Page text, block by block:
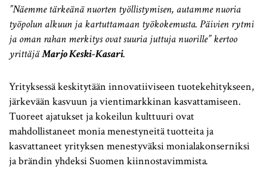
”Näemme tärkeänä nuorten työllistymisen, autamme nuoria
työpolun alkuun ja kartuttamaan työkokemusta. Päivien rytmi
ja oman rahan merkitys ovat suuria juttuja nuorille” kertoo
yrittäjäMarjo Keski-Kasari.
Yrityksessä keskitytään innovatiiviseen tuotekehitykseen,
järkevään kasvuun ja vientimarkkinan kasvattamiseen.
Tuoreet ajatukset ja kokeilun kulttuuri ovat
mahdollistaneet monia menestyneitä tuotteita ja
kasvattaneet yrityksen menestyväksi monialakonserniksi
ja brändin yhdeksi Suomen kiinnostavimmista.